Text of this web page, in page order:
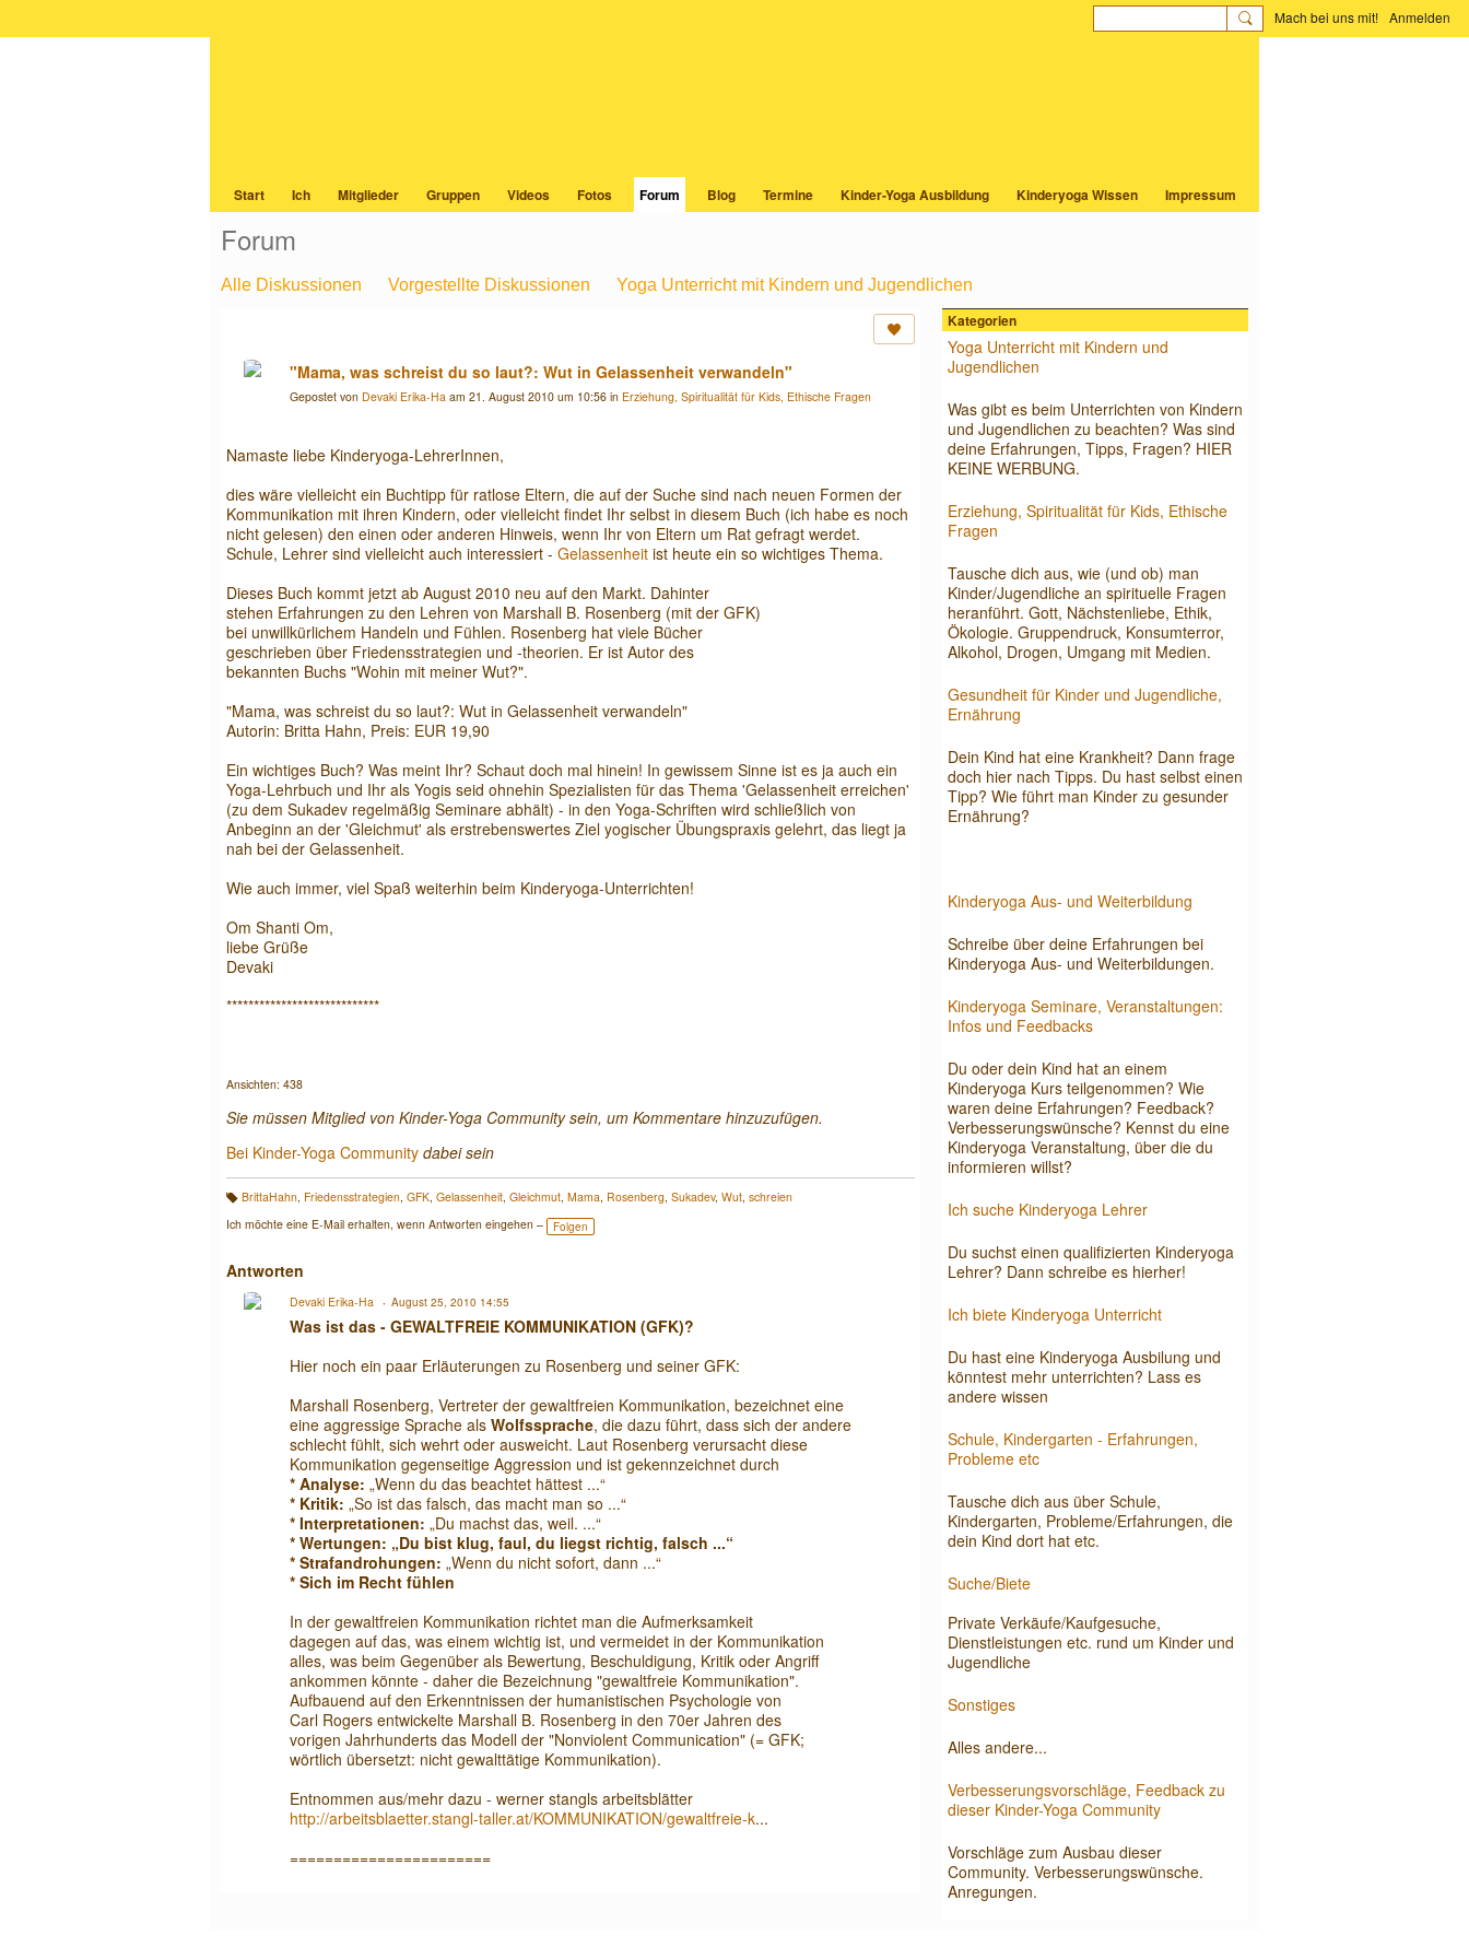
Mach bei uns mit! Anmelden
Start Ich Mitglieder Gruppen Videos Fotos Forum Blog Termine Kinder-Yoga Ausbildung Kinderyoga Wissen Impressum
Forum
Alle Diskussionen Vorgestellte Diskussionen
Yoga Unterricht mit Kindern und Jugendlichen
Gesundheit für Kinder und Jugendliche, Ernährung
Kinderyoga Seminare, Veranstaltungen: Infos und Fe
Ich suche Kinderyoga Lehrer
"Mama, was schreist du so laut?: Wut in Gelassenheit verwandeln"
Gepostet von Devaki Erika-Ha am 21. August 2010 um 10:56 in Erziehung, Spiritualität für Kids, Ethische Fragen
Namaste liebe Kinderyoga-LehrerInnen,
dies wäre vielleicht ein Buchtipp für ratlose Eltern, die auf der Suche sind nach neuen Formen der
Kommunikation mit ihren Kindern, oder vielleicht findet Ihr selbst in diesem Buch (ich habe es noch
nicht gelesen) den einen oder anderen Hinweis, wenn Ihr von Eltern um Rat gefragt werdet.
Schule, Lehrer sind vielleicht auch interessiert - Gelassenheit ist heute ein so wichtiges Thema.
Dieses Buch kommt jetzt ab August 2010 neu auf den Markt. Dahinter
stehen Erfahrungen zu den Lehren von Marshall B. Rosenberg (mit der GFK)
bei unwillkürlichem Handeln und Fühlen. Rosenberg hat viele Bücher
geschrieben über Friedensstrategien und -theorien. Er ist Autor des
bekannten Buchs "Wohin mit meiner Wut?".
"Mama, was schreist du so laut?: Wut in Gelassenheit verwandeln"
Autorin: Britta Hahn, Preis: EUR 19,90
Ein wichtiges Buch? Was meint Ihr? Schaut doch mal hinein! In gewissem Sinne ist es ja auch ein
Yoga-Lehrbuch und Ihr als Yogis seid ohnehin Spezialisten für das Thema 'Gelassenheit erreichen'
(zu dem Sukadev regelmäßig Seminare abhält) - in den Yoga-Schriften wird schließlich von
Anbeginn an der 'Gleichmut' als erstrebenswertes Ziel yogischer Übungspraxis gelehrt, das liegt ja
nah bei der Gelassenheit.
Wie auch immer, viel Spaß weiterhin beim Kinderyoga-Unterrichten!
Om Shanti Om,
liebe Grüße
Devaki
****************************
Ansichten: 438
Sie müssen Mitglied von Kinder-Yoga Community sein, um Kommentare hinzuzufügen.
Bei Kinder-Yoga Community dabei sein
T
a
g
BrittaHahn, Friedensstrategien, GFK, Gelassenheit, Gleichmut, Mama, Rosenberg, Sukadev, Wut, schreien
Ich möchte eine E-Mail erhalten, wenn Antworten eingehen –
Folgen
Antworten
Devaki Erika-Ha August 25, 2010 14:55
Was ist das - GEWALTFREIE KOMMUNIKATION (GFK)?
Hier noch ein paar Erläuterungen zu Rosenberg und seiner GFK:
Marshall Rosenberg, Vertreter der gewaltfreien Kommunikation, bezeichnet eine
eine aggressige Sprache als Wolfssprache, die dazu führt, dass sich der andere
schlecht fühlt, sich wehrt oder ausweicht. Laut Rosenberg verursacht diese
Kommunikation gegenseitige Aggression und ist gekennzeichnet durch
* Analyse: „Wenn du das beachtet hättest ...“
* Kritik: „So ist das falsch, das macht man so ...“
* Interpretationen: „Du machst das, weil. ...“
* Wertungen: „Du bist klug, faul, du liegst richtig, falsch ...“
* Strafandrohungen: „Wenn du nicht sofort, dann ...“
* Sich im Recht fühlen
In der gewaltfreien Kommunikation richtet man die Aufmerksamkeit
dagegen auf das, was einem wichtig ist, und vermeidet in der Kommunikation
alles, was beim Gegenüber als Bewertung, Beschuldigung, Kritik oder Angriff
ankommen könnte - daher die Bezeichnung "gewaltfreie Kommunikation".
Aufbauend auf den Erkenntnissen der humanistischen Psychologie von
Carl Rogers entwickelte Marshall B. Rosenberg in den 70er Jahren des
vorigen Jahrhunderts das Modell der "Nonviolent Communication" (= GFK;
wörtlich übersetzt: nicht gewalttätige Kommunikation).
Entnommen aus/mehr dazu - werner stangls arbeitsblätter
http://arbeitsblaetter.stangl-taller.at/KOMMUNIKATION/gewaltfreie-k...
=======================
Kategorien
Yoga Unterricht mit Kindern und
Jugendlichen
Was gibt es beim Unterrichten von Kindern
und Jugendlichen zu beachten? Was sind
deine Erfahrungen, Tipps, Fragen? HIER
KEINE WERBUNG.
Erziehung, Spiritualität für Kids, Ethische
Fragen
Tausche dich aus, wie (und ob) man
Kinder/Jugendliche an spirituelle Fragen
heranführt. Gott, Nächstenliebe, Ethik,
Ökologie. Gruppendruck, Konsumterror,
Alkohol, Drogen, Umgang mit Medien.
Gesundheit für Kinder und Jugendliche,
Ernährung
Dein Kind hat eine Krankheit? Dann frage
doch hier nach Tipps. Du hast selbst einen
Tipp? Wie führt man Kinder zu gesunder
Ernährung?
Kinderyoga Aus- und Weiterbildung
Schreibe über deine Erfahrungen bei
Kinderyoga Aus- und Weiterbildungen.
Kinderyoga Seminare, Veranstaltungen:
Infos und Feedbacks
Du oder dein Kind hat an einem
Kinderyoga Kurs teilgenommen? Wie
waren deine Erfahrungen? Feedback?
Verbesserungswünsche? Kennst du eine
Kinderyoga Veranstaltung, über die du
informieren willst?
Ich suche Kinderyoga Lehrer
Du suchst einen qualifizierten Kinderyoga
Lehrer? Dann schreibe es hierher!
Ich biete Kinderyoga Unterricht
Du hast eine Kinderyoga Ausbilung und
könntest mehr unterrichten? Lass es
andere wissen
Schule, Kindergarten - Erfahrungen,
Probleme etc
Tausche dich aus über Schule,
Kindergarten, Probleme/Erfahrungen, die
dein Kind dort hat etc.
Suche/Biete
Private Verkäufe/Kaufgesuche,
Dienstleistungen etc. rund um Kinder und
Jugendliche
Sonstiges
Alles andere...
Verbesserungsvorschläge, Feedback zu
dieser Kinder-Yoga Community
Vorschläge zum Ausbau dieser
Community. Verbesserungswünsche.
Anregungen.